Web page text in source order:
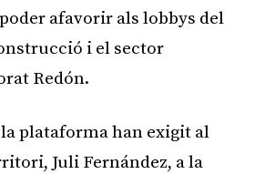
afavorir als lobbys del
i el sector
Redón.
la plataforma han exigit al
Juli Fernández, a la